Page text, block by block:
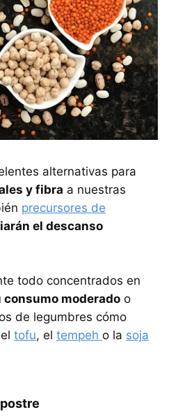
alternativas para
y fibra a nuestras
precursores de
el descanso
todo concentrados en
moderado o
de legumbres cómo
tofu, el tempeh o la soja